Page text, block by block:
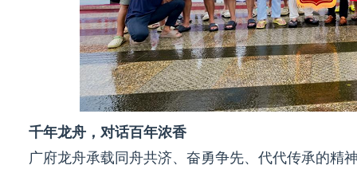
千年龙舟，对话百年浓香
广府龙舟承载同舟共济、奋勇争先、代代传承的精